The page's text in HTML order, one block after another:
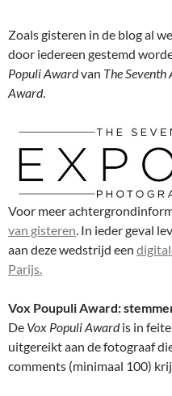
Zoals gisteren in de blog al
door iedereen gestemd
Populi Awardvan The
Award.
Voor meer
van gisteren. In ieder geval
aan deze wedstrijd een
Parijs.
Vox Poupuli Award:
De Vox Populi Awardis in
uitgereikt aan de fotograaf
comments (minimaal 100)